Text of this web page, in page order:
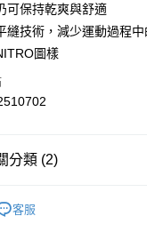
，滿NT$1,800(含以上
可保持乾爽與舒適
縫技術，減少運動過程
圖樣
分類 (2)
客服